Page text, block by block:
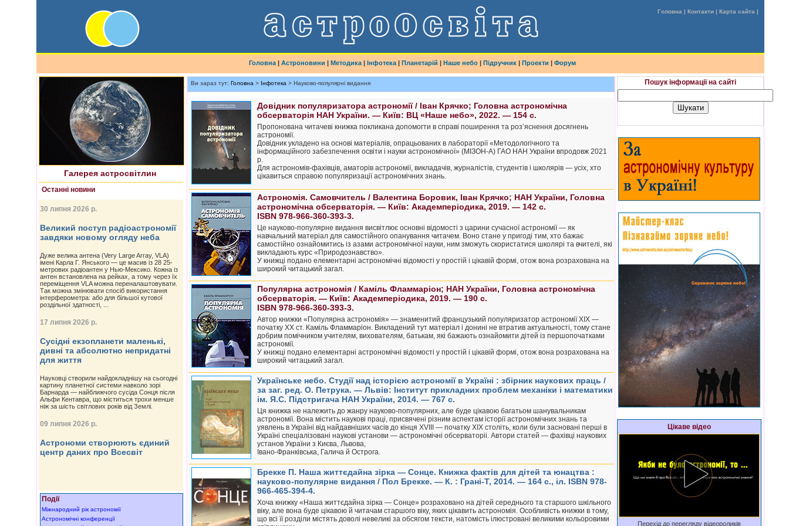
Головна | Контакти | Карта сайта |
Головна| Астроновини | Методика| Інфотека| Планетарій | Наше небо| Підручник| Проекти | Форум
Найновіше астрофото
Галерея астросвітлин
Останні новини
30 липня 2026 р.
Великий поступ радіоастрономії
завдяки новому огляду неба
Дуже велика антена (Very Large Array, VLA)
імені Карла Г. Янського — це масив із 28 25-
метрових радіоантен у Нью-Мексико. Кожна із
антен встановлена на рейках, а тому через їх
переміщення VLA можна переналаштовувати.
Так можна змінювати спосіб використання
інтерферометра: або для більшої кутової
роздільної здатності, ...
17 липня 2026 р.
Сусідні екзопланети маленькі,
дивні та абсолютно непридатні
для життя
Науковці створили найдокладнішу на сьогодні
картину планетної системи навколо зорі
Барнарда — найближчого сусіда Сонця після
Альфи Кентавра, що міститься трохи менше
ніж за шість світлових років від Землі.
09 липня 2026 р.
Астрономи створюють єдиний
центр даних про Всесвіт
Події
Міжнародний рік астрономії
Астрономічні конференції
Ви зараз тут: Головна > Інфотека > Науково-популярні видання
Довідник популяризатора астрономії / Іван Крячко; Головна астрономічна
обсерваторія НАН України. — Київ: ВЦ «Наше небо», 2022. — 154 с.
Пропонована читачеві книжка покликана допомогти в справі поширення та роз’яснення досягнень
астрономії.
Довідник укладено на основі матеріалів, опрацьованих в лабораторії «Методологічного та
інформаційного забезпечення освіти і науки астрономічної» (МІЗОН-А) ГАО НАН України впродовж 2021
р.
Для астрономів-фахівців, аматорів астрономії, викладачів, журналістів, студентів і школярів — усіх, хто
цікавиться справою популяризації астрономічних знань.
Астрономія. Самовчитель / Валентина Боровик, Іван Крячко; НАН України, Головна
астрономічна обсерваторія. — Київ: Академперіодика, 2019. — 142 с.
ISBN 978-966-360-393-3.
Це науково-популярне видання висвітлює основні відомості з царини сучасної астрономії — як
навчальний матеріал для самостійного опанування читачем. Воно стане у пригоді тим, хто бажає
самостійно ознайомитись із азами астрономічної науки, ним зможуть скористатися школярі та вчителі, які
викладають курс «Природознавство».
У книжці подано елементарні астрономічні відомості у простій і цікавій формі, отож вона розрахована на
широкий читацький загал.
Популярна астрономія / Каміль Фламмаріон; НАН України, Головна астрономічна
обсерваторія. — Київ: Академперіодика, 2019. — 190 с.
ISBN 978-966-360-393-3.
Автор книжки «Популярна астрономія» — знаменитий французький популяризатор астрономії XIX —
початку XX ст. Каміль Фламмаріон. Викладений тут матеріал і донині не втратив актуальності, тому стане
добрим помічником учителям, вихователям, батькам, які бажають ознайомити дітей із першопочатками
астрономії.
У книжці подано елементарні астрономічні відомості у простій і цікавій формі, отож вона розрахована на
широкий читацький загал.
Українське небо. Студії над історією астрономії в Україні : збірник наукових праць /
за заг. ред. О. Петрука. — Львів: Інститут прикладних проблем механіки і математики
ім. Я.С. Підстригача НАН України, 2014. — 767 с.
Ця книжка не належить до жанру науково-популярних, але буде цікавою багатьом шанувальникам
астрономії. Вона містить наукові праці, присвячені різним аспектам історії астрономічних знань та
уявлень в Україні від найдавніших часів до кінця XVIII — початку XIX століть, коли були засновані перші в
Україні спеціалізовані наукові установи — астрономічні обсерваторіі. Автори статей — фахівці наукових
установ України з Києва, Львова,
Івано-Франківська, Галича й Острога.
Брекке П. Наша життєдайна зірка — Сонце. Книжка фактів для дітей та юнацтва :
науково-популярне видання / Пол Брекке. — К. : Грані-Т, 2014. — 164 с., іл. ISBN 978-
966-465-394-4.
Хоча книжку «Наша життєдайна зірка — Сонце» розраховано на дітей середнього та старшого шкільного
віку, але вона буде цікавою й читачам старшого віку, яких цікавить астрономія. Особливість книжки в тому,
що всі її розділи містять доволі невеликі за обсягом тексти, натомість ілюстровані великими кольоровими
Пошук інформації на сайті
Цікаве відео
Перехід до перегляду відеороликів